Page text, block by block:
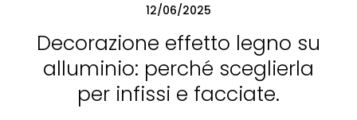
12/06/2025
Decorazione effetto legno su
alluminio: perché sceglierla
per infissi e facciate.